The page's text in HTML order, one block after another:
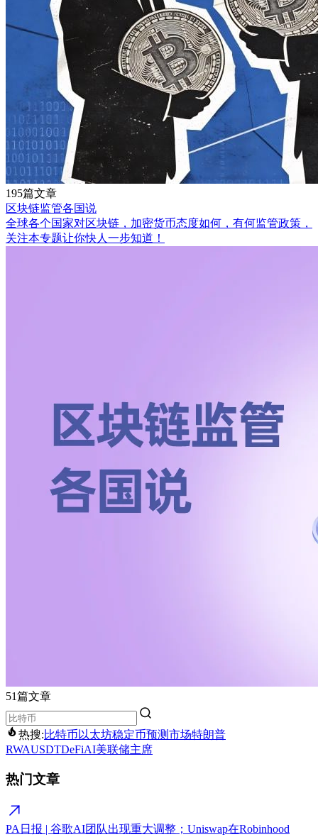
195篇文章
区块链监管各国说
全球各个国家对区块链，加密货币态度如何，有何监管政策，
关注本专题让你快人一步知道！
51篇文章
热搜:比特币 以太坊稳定币预测市场特朗普
RWAUSDTDeFiAI美联储主席
热门文章
PA日报 | 谷歌AI团队出现重大调整；Uniswap在Robinhood